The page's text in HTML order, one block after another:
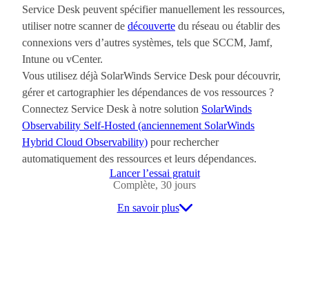
Service Desk peuvent spécifier manuellement les ressources,
utiliser notre scanner de découverte du réseau ou établir des
connexions vers d’autres systèmes, tels que SCCM, Jamf,
Intune ou vCenter.
Vous utilisez déjà SolarWinds Service Desk pour découvrir,
gérer et cartographier les dépendances de vos ressources ?
Connectez Service Desk à notre solution SolarWinds
Observability Self-Hosted (anciennement SolarWinds
Hybrid Cloud Observability) pour rechercher
automatiquement des ressources et leurs dépendances.
Lancer l’essai gratuit
Complète, 30 jours
En savoir plus